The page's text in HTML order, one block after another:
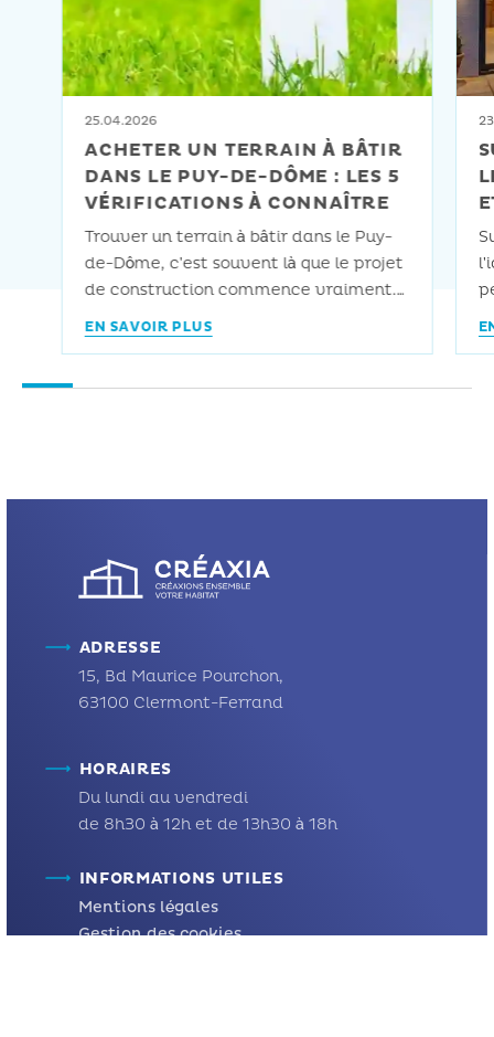
25.04.2026
ACHETER UN TERRAIN À BÂTIR
DANS LE PUY-DE-DÔME : LES 5
VÉRIFICATIONS À CONNAÎTRE
Trouver un terrain à bâtir dans le Puy-
de-Dôme, c’est souvent là que le projet
de construction commence vraiment.
erreurs se commettent avant même
EN SAVOIR PLUS
ADRESSE
15, Bd Maurice Pourchon,
63100 Clermont-Ferrand
HORAIRES
Du lundi au vendredi
de 8h30 à 12h et de 13h30 à 18h
INFORMATIONS UTILES
Mentions légales
Gestion des cookies